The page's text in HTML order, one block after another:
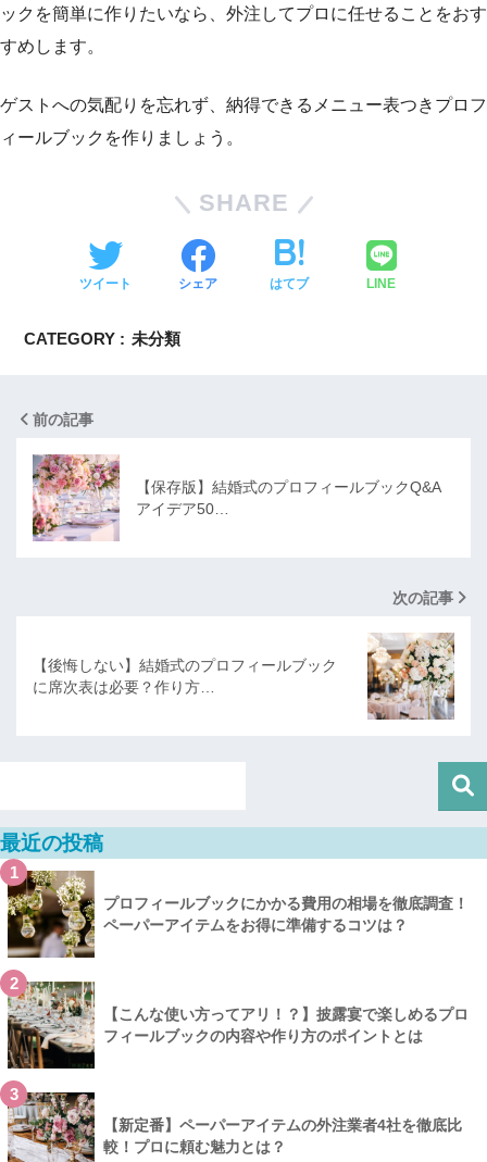
ックを簡単に作りたいなら、外注してプロに任せることをおす
すめします。
ゲストへの気配りを忘れず、納得できるメニュー表つきプロフ
ィールブックを作りましょう。
SHARE
ツイート シェア はてブ LINE
CATEGORY : 未分類
前の記事
【保存版】結婚式のプロフィールブックQ&A
アイデア50…
次の記事
【後悔しない】結婚式のプロフィールブック
に席次表は必要？作り方…
最近の投稿
1
プロフィールブックにかかる費用の相場を徹底調査！
ペーパーアイテムをお得に準備するコツは？
2
【こんな使い方ってアリ！？】披露宴で楽しめるプロ
フィールブックの内容や作り方のポイントとは
3
【新定番】ペーパーアイテムの外注業者4社を徹底比
較！プロに頼む魅力とは？